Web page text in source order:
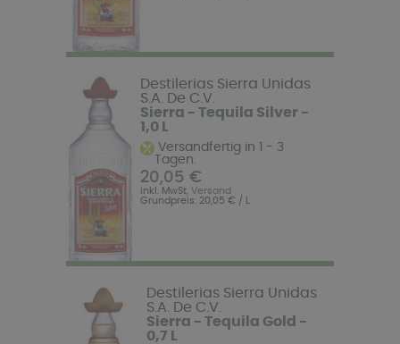
Destilerias Sierra Unidas
S.A. De C.V.
Sierra - Tequila Silver -
1,0 L
Versandfertig in 1 - 3
Tagen.
20,05 €
inkl. MwSt, Versand
Grundpreis: 20,05 € / L
Destilerias Sierra Unidas
S.A. De C.V.
Sierra - Tequila Gold -
0,7 L